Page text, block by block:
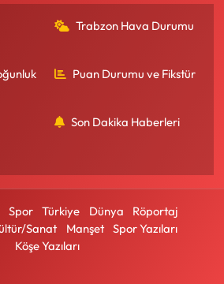
Trabzon Hava Durumu
Puan Durumu ve Fikstür
Son Dakika Haberleri
Spor Türkiye Dünya
Röportaj
Sanat Manşet
Spor Yazıları
Köşe Yazıları